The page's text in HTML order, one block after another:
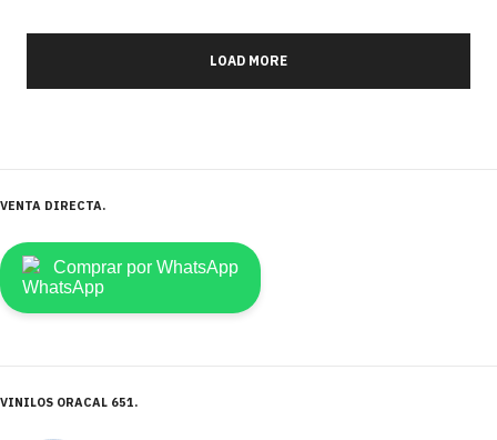
LOAD MORE
VENTA DIRECTA
Comprar por WhatsApp
VINILOS ORACAL 651